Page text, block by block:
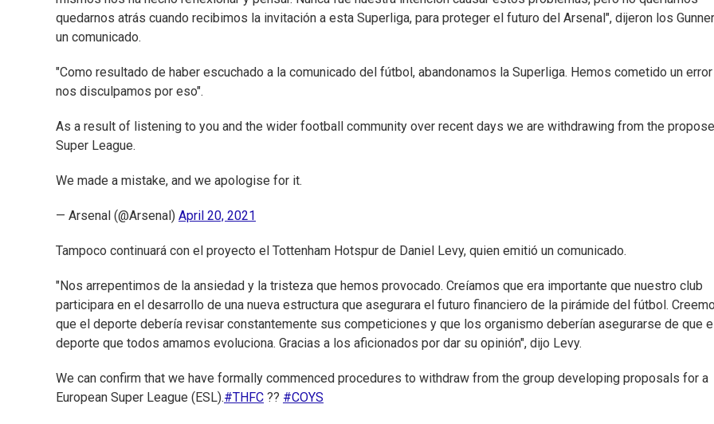
quedarnos atrás cuando recibimos la invitación a esta Superliga, para proteger el futuro del Arsenal", dijeron los
un comunicado.
"Como resultado de haber escuchado a la comunicado del fútbol, abandonamos la Superliga. Hemos cometido un
nos disculpamos por eso".
As a result of listening to you and the wider football community over recent days we are withdrawing from the
Super League.
We made a mistake, and we apologise for it.
— Arsenal (@Arsenal) April 20, 2021
Tampoco continuará con el proyecto el Tottenham Hotspur de Daniel Levy, quien emitió un comunicado.
"Nos arrepentimos de la ansiedad y la tristeza que hemos provocado. Creíamos que era importante que nuestro club
participara en el desarrollo de una nueva estructura que asegurara el futuro financiero de la pirámide del fútbol.
que el deporte debería revisar constantemente sus competiciones y que los organismo deberían asegurarse de que el
deporte que todos amamos evoluciona. Gracias a los aficionados por dar su opinión", dijo Levy.
We can confirm that we have formally commenced procedures to withdraw from the group developing proposals for a
European Super League (ESL).#THFC ?? #COYS